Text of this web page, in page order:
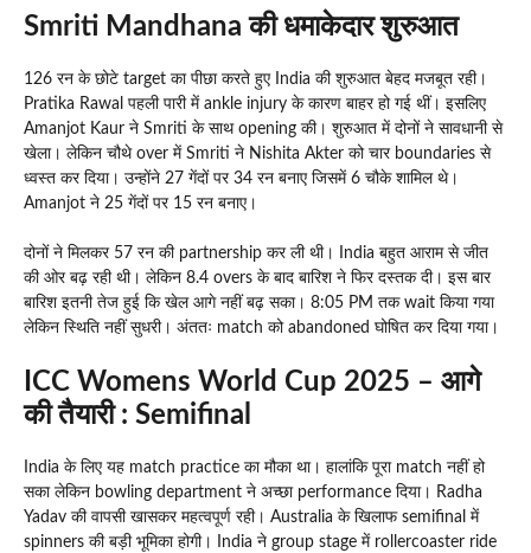
Smriti Mandhana की धमाकेदार शुरुआत
126 रन के छोटे target का पीछा करते हुए India की शुरुआत बेहद मजबूत रही।
Pratika Rawal पहली पारी में ankle injury के कारण बाहर हो गई थीं। इसलिए
Amanjot Kaur ने Smriti के साथ opening की। शुरुआत में दोनों ने सावधानी से
खेला। लेकिन चौथे over में Smriti ने Nishita Akter को चार boundaries से
ध्वस्त कर दिया। उन्होंने 27 गेंदों पर 34 रन बनाए जिसमें 6 चौके शामिल थे।
Amanjot ने 25 गेंदों पर 15 रन बनाए।
दोनों ने मिलकर 57 रन की partnership कर ली थी। India बहुत आराम से जीत
की ओर बढ़ रही थी। लेकिन 8.4 overs के बाद बारिश ने फिर दस्तक दी। इस बार
बारिश इतनी तेज हुई कि खेल आगे नहीं बढ़ सका। 8:05 PM तक wait किया गया
लेकिन स्थिति नहीं सुधरी। अंततः match को abandoned घोषित कर दिया गया।
ICC Womens World Cup 2025 – आगे
की तैयारी : Semifinal
India के लिए यह match practice का मौका था। हालांकि पूरा match नहीं हो
सका लेकिन bowling department ने अच्छा performance दिया। Radha
Yadav की वापसी खासकर महत्वपूर्ण रही। Australia के खिलाफ semifinal में
spinners की बड़ी भूमिका होगी। India ने group stage में rollercoaster ride